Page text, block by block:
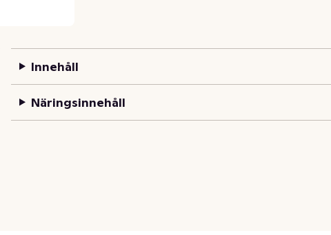
Innehåll
Näringsinnehåll